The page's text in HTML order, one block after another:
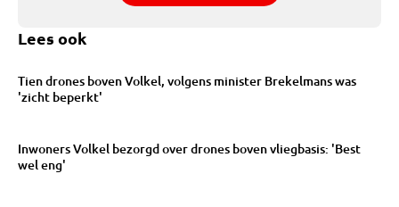
Lees ook
Tien drones boven Volkel, volgens minister Brekelmans was
'zicht beperkt'
Inwoners Volkel bezorgd over drones boven vliegbasis: 'Best
wel eng'